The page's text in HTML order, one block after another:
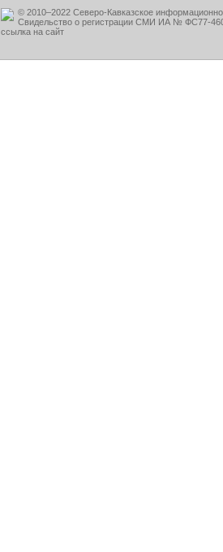
© 2010–2022 Северо-Кавказское
Свидельство о регистрации СМИ ИА № ФС77-
ссылка на сайт